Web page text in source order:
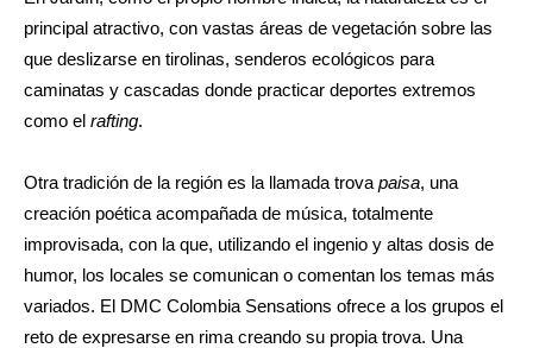
principal atractivo, con vastas áreas de vegetación sobre las
que deslizarse en tirolinas, senderos ecológicos para
caminatas y cascadas donde practicar deportes extremos
como el rafting.
Otra tradición de la región es la llamada trova paisa, una
creación poética acompañada de música, totalmente
improvisada, con la que, utilizando el ingenio y altas dosis de
humor, los locales se comunican o comentan los temas más
variados. El DMC Colombia Sensations ofrece a los grupos el
reto de expresarse en rima creando su propia trova. Una